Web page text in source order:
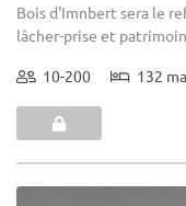
Bois d'Imnbert sera le
lâcher-prise et
10-200 132